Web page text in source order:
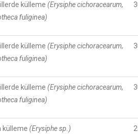
külleme (Erysiphe cichoracearum,
fuliginea)
külleme (Erysiphe cichoracearum,
fuliginea)
külleme (Erysiphe cichoracearum,
fuliginea)
külleme (Erysiphe sp.)